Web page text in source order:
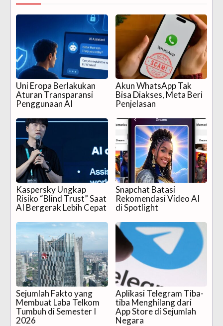
Uni Eropa Berlakukan
Aturan Transparansi
Penggunaan AI
Akun WhatsApp Tak
Bisa Diakses, Meta Beri
Penjelasan
Kaspersky Ungkap
Risiko “Blind Trust” Saat
AI Bergerak Lebih Cepat
Snapchat Batasi
Rekomendasi Video AI
di Spotlight
Sejumlah Fakto yang
Membuat Laba Telkom
Tumbuh di Semester I
2026
Aplikasi Telegram Tiba-
tiba Menghilang dari
App Store di Sejumlah
Negara